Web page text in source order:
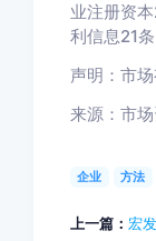
业注册资
利信息21
声明：市
来源：市
企业 方法
上一篇： 宏